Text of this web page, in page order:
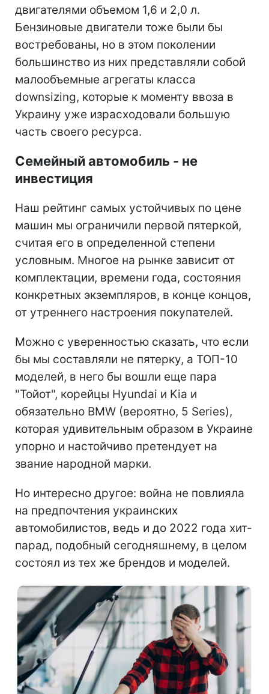
двигателями объемом 1,6 и 2,0 л.
Бензиновые двигатели тоже были бы
востребованы, но в этом поколении
большинство из них представляли собой
малообъемные агрегаты класса
downsizing, которые к моменту ввоза в
Украину уже израсходовали большую
часть своего ресурса.
Семейный автомобиль - не
инвестиция
Наш рейтинг самых устойчивых по цене
машин мы ограничили первой пятеркой,
считая его в определенной степени
условным. Многое на рынке зависит от
комплектации, времени года, состояния
конкретных экземпляров, в конце концов,
от утреннего настроения покупателей.
Можно с уверенностью сказать, что если
бы мы составляли не пятерку, а ТОП-10
моделей, в него бы вошли еще пара
"Тойот", корейцы Hyundai и Kia и
обязательно BMW (вероятно, 5 Series),
которая удивительным образом в Украине
упорно и настойчиво претендует на
звание народной марки.
Но интересно другое: война не повлияла
на предпочтения украинских
автомобилистов, ведь и до 2022 года хит-
парад, подобный сегодняшнему, в целом
состоял из тех же брендов и моделей.